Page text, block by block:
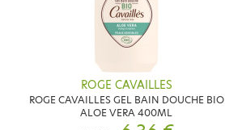
ROGE CAVAILLES
ROGE CAVAILLES GEL BAIN DOUCHE BIO
ALOE VERA 400ML